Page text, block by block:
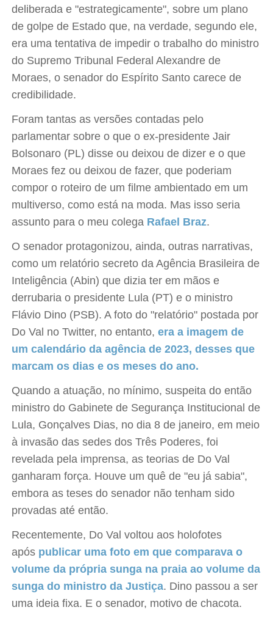
deliberada e "estrategicamente", sobre um plano
de golpe de Estado que, na verdade, segundo ele,
era uma tentativa de impedir o trabalho do ministro
do Supremo Tribunal Federal Alexandre de
Moraes, o senador do Espírito Santo carece de
credibilidade.
Foram tantas as versões contadas pelo
parlamentar sobre o que o ex-presidente Jair
Bolsonaro (PL) disse ou deixou de dizer e o que
Moraes fez ou deixou de fazer, que poderiam
compor o roteiro de um filme ambientado em um
multiverso, como está na moda. Mas isso seria
assunto para o meu colega Rafael Braz.
O senador protagonizou, ainda, outras narrativas,
como um relatório secreto da Agência Brasileira de
Inteligência (Abin) que dizia ter em mãos e
derrubaria o presidente Lula (PT) e o ministro
Flávio Dino (PSB). A foto do "relatório" postada por
Do Val no Twitter, no entanto,era a imagem de
um calendário da agência de 2023, desses que
marcam os dias e os meses do ano.
Quando a atuação, no mínimo, suspeita do então
ministro do Gabinete de Segurança Institucional de
Lula, Gonçalves Dias, no dia 8 de janeiro, em meio
à invasão das sedes dos Três Poderes, foi
revelada pela imprensa, as teorias de Do Val
ganharam força. Houve um quê de "eu já sabia",
embora as teses do senador não tenham sido
provadas até então.
Recentemente, Do Val voltou aos holofotes
após publicar uma foto em que comparava o
volume da própria sunga na praia ao volume da
sunga do ministro da Justiça. Dino passou a ser
uma ideia fixa. E o senador, motivo de chacota.